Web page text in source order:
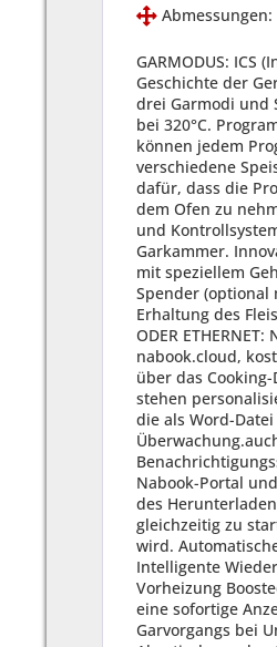
GARMODUS: ICS (Interactive Cooking System) ist ein automatisches System zur Zubereitung von italienischen und internationalen Rezepten, das sowohl die Geschichte der Gerichte als auch die Zutaten, die Zubereitung, das automatische Garprogramm und das Anrichten auf dem Teller umfasst. Manuelles Garen mit drei Garmodi und Sofortstart: Umluft von 30°C bis 300°C, Dampfgaren von 30°C bis 130°C und Kombination aus Heißluft und Dampf von 30°C bis 300°C. Vorheizen bei 320°C. Programmierbarer Betriebsmodus: Garvorgänge können in automatischer Abfolge (bis zu 15 Zyklen) programmiert und gespeichert werden. Dabei können jedem Programm ein eigener Name sowie Abbildungen und Informationen zum Rezept zugeordnet werden. Modus MULTILEVEL - Möglichkeit, gleichzeitig verschiedene Speisen mit unterschiedlichen Garzeiten zu kochen (patentiert). MULTILEVEL PLUS - Die Verdoppelung auf jeder Ebene der Multilevel-Funktion sorgt dafür, dass die Produktionskapazität verdoppelt werden kann (patentiert). Modus JUST IN TIME (JIT) - Erlaubt, eine Reihe von Speisen zum gleichen Zeitpunkt aus dem Ofen zu nehmen. Das Ganze mit der bestmöglichen Organisation und